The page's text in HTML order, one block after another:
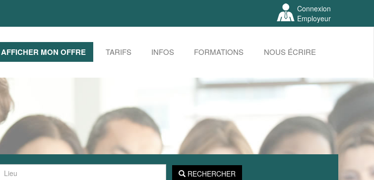
Connexion
Employeur
AFFICHER MON OFFRE TARIFS INFOS FORMATIONS NOUS ÉCRIRE
RECHERCHER